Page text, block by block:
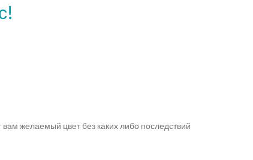
желаемый цвет без каких либо последствий